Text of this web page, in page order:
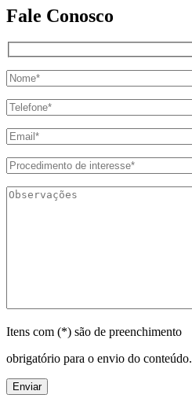
Fale Conosco
Itens com (*) são de preenchimento
obrigatório para o envio do conteúdo.